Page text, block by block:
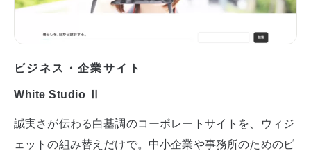
ビジネス・企業サイト
White Studio Ⅱ
誠実さが伝わる白基調のコーポレートサイトを、ウィジ
ェットの組み替えだけで。中小企業や事務所のためのビ